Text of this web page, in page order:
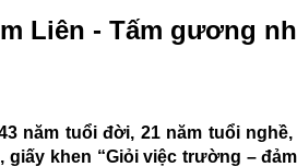
Liên - Tấm gương
năm tuổi đời, 21 năm tuổi
giấy khen “Giỏi việc trường –